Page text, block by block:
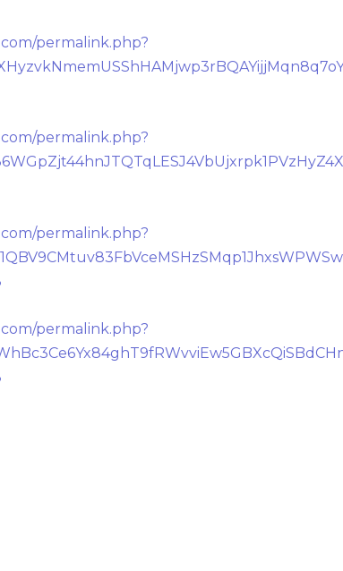
permalink.php?
permalink.php?
permalink.php?
permalink.php?